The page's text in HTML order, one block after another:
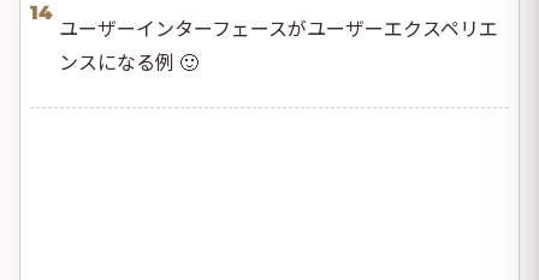
14
ユーザーインターフェースがユーザーエクスペリエ
ンスになる例 🙂